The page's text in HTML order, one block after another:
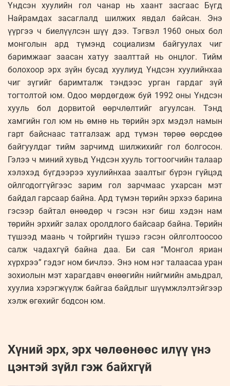
Үндсэн хуулийн гол чанар нь хаант засгаас Бүгд
Найрамдах засаглалд шилжих явдал байсан. Энэ
үүргээ ч биелүүлсэн шүү дээ. Тэгвэл 1960 оных бол
монголын ард түмэнд социализм байгуулах чиг
баримжааг заасан хатуу заалттай нь онцлог. Тийм
болохоор эрх зүйн бусад хуулиуд Үндсэн хуулийнхаа
чиг зүгийг баримталж тэндээс урган гардаг зүй
тогтолтой юм. Одоо мөрдөгдөж буй 1992 оны Үндсэн
хууль бол дорвитой өөрчлөлтийг агуулсан. Тэнд
хамгийн гол юм нь өмнө нь төрийн эрх мэдэл намын
гарт байснаас татгалзаж ард түмэн төрөө өөрсдөө
байгуулдаг тийм зарчимд шилжихийг гол болгосон.
Гэлээ ч миний хувьд Үндсэн хууль тогтоогчийн талаар
хэлэхэд бүгдээрээ хуулийнхаа заалтыг бүрэн гүйцэд
ойлгодоггүйгээс зарим гол зарчмаас ухарсан мэт
байдал гарсаар байна. Ард түмэн төрийн эрхээ барина
гэсээр байтал өнөөдөр ч гэсэн нэг биш хэдэн нам
төрийн эрхийг залах оролдлого байсаар байна. Төрийн
түшээд маань ч тойргийн түшээ гэсэн ойлголтоосоо
салж чадахгүй байна даа. Би сая “Монгол яриан
хүрхрээ” гэдэг ном бичлээ. Энэ ном нэг талаасаа уран
зохиолын мэт харагдавч өнөөгийн нийгмийн амьдрал,
хуулиа хэрэгжүүлж байгаа байдлыг шүүмжлэлтэйгээр
хэлж өгөхийг бодсон юм.
Хүний эрх, эрх чөлөөнөөс илүү үнэ
цэнтэй зүйл гэж байхгүй